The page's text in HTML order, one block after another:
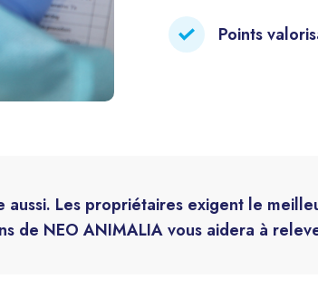
Points
Les propriétaires exigent le
de NEO ANIMALIA vous aidera à